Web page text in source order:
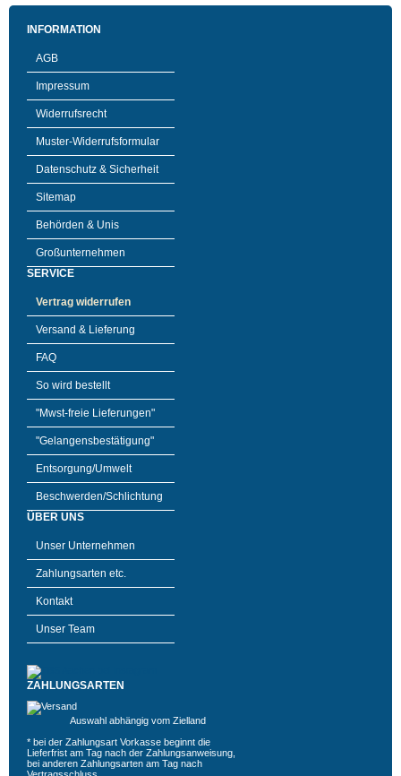
INFORMATION
AGB
Impressum
Widerrufsrecht
Muster-Widerrufsformular
Datenschutz & Sicherheit
Sitemap
Behörden & Unis
Großunternehmen
SERVICE
Vertrag widerrufen
Versand & Lieferung
FAQ
So wird bestellt
"Mwst-freie Lieferungen"
"Gelangensbestätigung"
Entsorgung/Umwelt
Beschwerden/Schlichtung
ÜBER UNS
Unser Unternehmen
Zahlungsarten etc.
Kontakt
Unser Team
ZAHLUNGSARTEN
Auswahl abhängig vom Zielland
* bei der Zahlungsart Vorkasse beginnt die
Lieferfrist am Tag nach der Zahlungsanweisung,
bei anderen Zahlungsarten am Tag nach